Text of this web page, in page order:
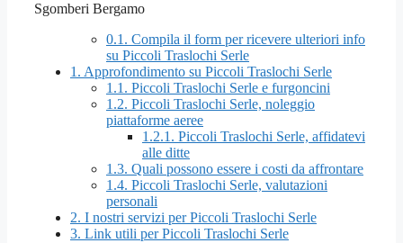
Sgomberi Bergamo
0.1. Compila il form per ricevere ulteriori info
su Piccoli Traslochi Serle
1. Approfondimento su Piccoli Traslochi Serle
1.1. Piccoli Traslochi Serle e furgoncini
1.2. Piccoli Traslochi Serle, noleggio
piattaforme aeree
1.2.1. Piccoli Traslochi Serle, affidatevi
alle ditte
1.3. Quali possono essere i costi da affrontare
1.4. Piccoli Traslochi Serle, valutazioni
personali
2. I nostri servizi per Piccoli Traslochi Serle
3. Link utili per Piccoli Traslochi Serle